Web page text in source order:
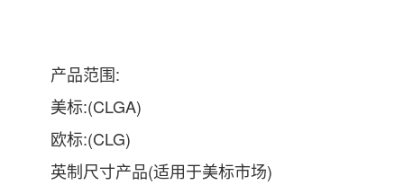
产品范围:
美标:(CLGA)
欧标:(CLG)
英制尺寸产品(适用于美标市场)